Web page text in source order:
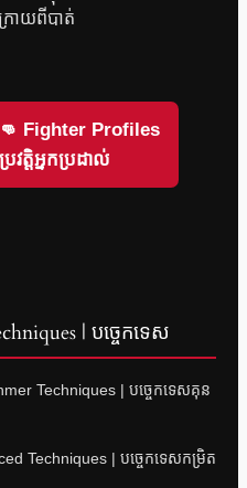
រោយពីបាត់
👊 Fighter Profiles
ប្រវត្តិអ្នកប្រដាល់
| បច្ចេកទេស
Techniques | បច្ចេកទេសគុន
Techniques | បច្ចេកទេសកម្រិត